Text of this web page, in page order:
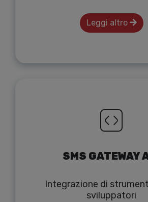
Leggi altro
SMS GATEWAY
Integrazione di
sviluppatori